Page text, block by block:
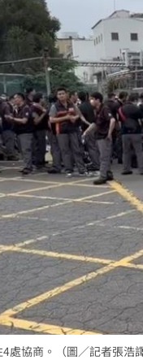
處協商。（圖／記者張浩